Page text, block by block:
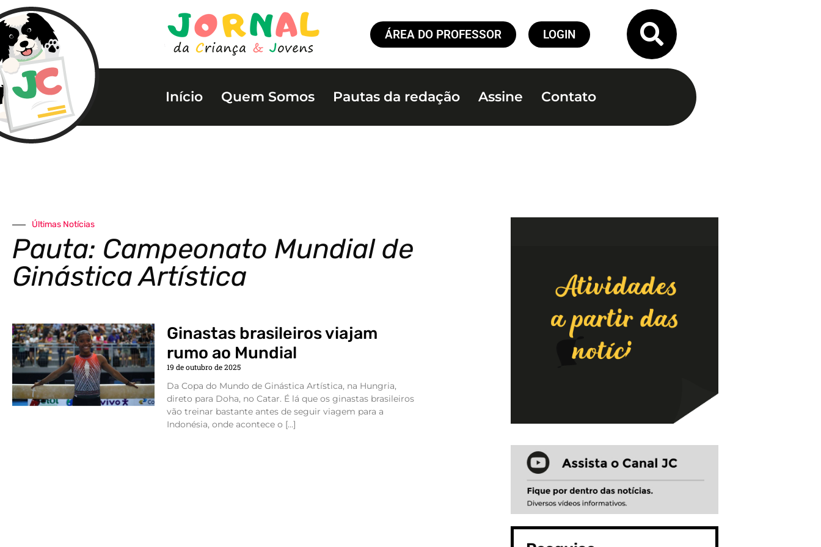
ÁREA DO PROFESSOR LOGIN
Início Quem Somos Pautas da redação Assine Contato
Últimas Notícias
Pauta: Campeonato Mundial de
Ginástica Artística
Ginastas brasileiros viajam
rumo ao Mundial
19 de outubro de 2025
Da Copa do Mundo de Ginástica Artística, na Hungria,
direto para Doha, no Catar. É lá que os ginastas brasileiros
vão treinar bastante antes de seguir viagem para a
Indonésia, onde acontece o […]